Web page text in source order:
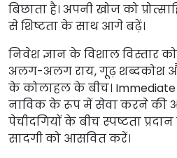
बिछाता है। अपनी खोज को
से शिष्टता के साथ आगे बढ़ें।
निवेश ज्ञान के विशाल विस्तार
अलग-अलग राय, गूढ़ शब्दकोश
के कोलाहल के बीच।
नाविक के रूप में सेवा करने की
पेचीदगियों के बीच स्पष्टता
सादगी को आसवित करें।